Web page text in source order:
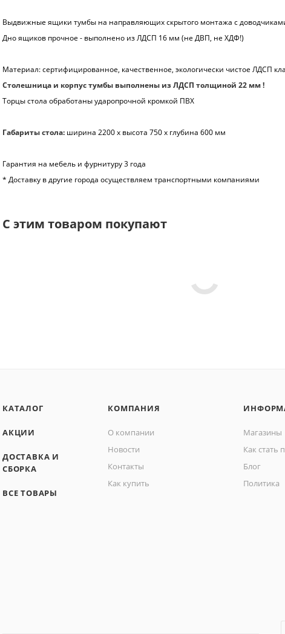
Выдвижные ящики тумбы на направляющих скрытого монтажа с
Дно ящиков прочное - выполнено из ЛДСП 16 мм (не ДВП, не ХДФ!)
Материал: сертифицированное, качественное, экологически чистое ЛДСП
Столешница и корпус тумбы выполнены из ЛДСП толщиной 22 мм !
Торцы стола обработаны ударопрочной кромкой ПВХ
Габариты стола: ширина 2200 х высота 750 х глубина 600 мм
Гарантия на мебель и фурнитуру 3 года
* Доставку в другие города осуществляем транспортными компаниями
С этим товаром покупают
КАТАЛОГ
АКЦИИ
ДОСТАВКА И
СБОРКА
ВСЕ ТОВАРЫ
КОМПАНИЯ
О компании
Новости
Контакты
Как купить
Магазины
Как стать
Блог
Политика